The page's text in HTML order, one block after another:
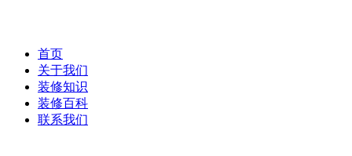
首页
关于我们
装修知识
装修百科
联系我们